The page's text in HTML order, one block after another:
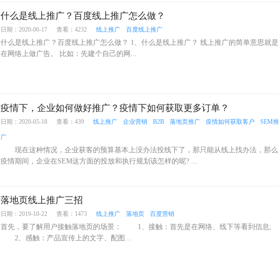
什么是线上推广？百度线上推广怎么做？
日期：2020-06-17 查看：4232 线上推广 百度线上推广
什么是线上推广？百度线上推广怎么做？ 1、什么是线上推广？ 线上推广的简单意思就是
在网络上做广告。 比如：先建个自己的网...
疫情下，企业如何做好推广？疫情下如何获取更多订单？
日期：2020-05-18 查看：439 线上推广 企业营销 B2B 落地页推广 疫情如何获取客户 SEM推
广
现在这种情况，企业获客的预算基本上没办法投线下了，那只能从线上找办法，那么
疫情期间，企业在SEM这方面的投放和执行规划该怎样的呢? ...
落地页线上推广三招
日期：2019-10-22 查看：1473 线上推广 落地页 百度营销
首先，要了解用户接触落地页的场景： 1、接触：首先是在网络、线下等看到信息;
2、感触：产品宣传上的文字、配图...